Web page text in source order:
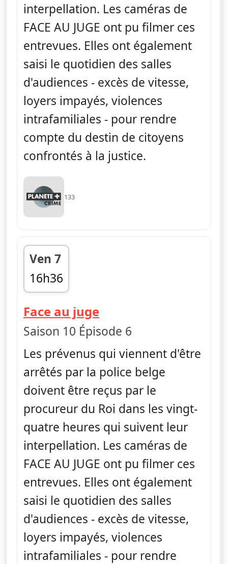
interpellation. Les caméras de
FACE AU JUGE ont pu filmer ces
entrevues. Elles ont également
saisi le quotidien des salles
d'audiences - excès de vitesse,
loyers impayés, violences
intrafamiliales - pour rendre
compte du destin de citoyens
confrontés à la justice.
133
Ven 7
16h36
fin 17h12
Face au juge— Face au juge
Saison 10 Épisode 6
Les prévenus qui viennent d'être
arrêtés par la police belge
doivent être reçus par le
procureur du Roi dans les vingt-
quatre heures qui suivent leur
interpellation. Les caméras de
FACE AU JUGE ont pu filmer ces
entrevues. Elles ont également
saisi le quotidien des salles
d'audiences - excès de vitesse,
loyers impayés, violences
intrafamiliales - pour rendre